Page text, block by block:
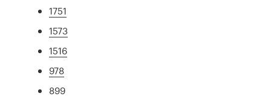
1751
1573
1516
978
899